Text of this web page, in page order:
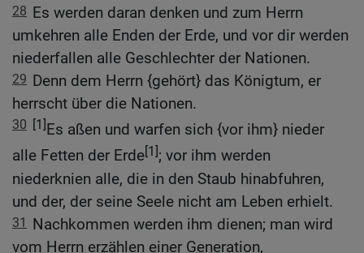
28 Es werden daran denken und zum Herrn
umkehren alle Enden der Erde, und vor dir werden
niederfallen alle Geschlechter der Nationen.
29 Denn dem Herrn {gehört} das Königtum, er
herrscht über die Nationen.
30 [1]Es aßen und warfen sich {vor ihm} nieder
alle Fetten der Erde[1]; vor ihm werden
niederknien alle, die in den Staub hinabfuhren,
und der, der seine Seele nicht am Leben erhielt.
31 Nachkommen werden ihm dienen; man wird
vom Herrn erzählen einer Generation,